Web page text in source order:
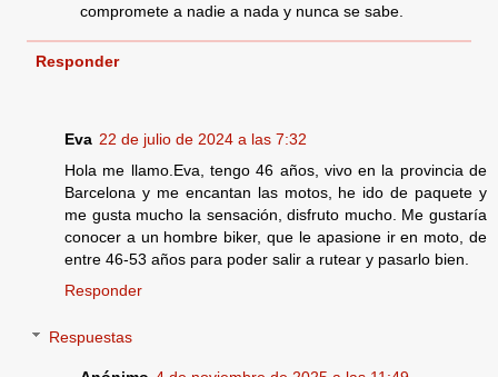
compromete a nadie a nada y nunca se sabe.
Responder
Eva 22 de julio de 2024 a las 7:32
Hola me llamo.Eva, tengo 46 años, vivo en la provincia de
Barcelona y me encantan las motos, he ido de paquete y
me gusta mucho la sensación, disfruto mucho. Me gustaría
conocer a un hombre biker, que le apasione ir en moto, de
entre 46-53 años para poder salir a rutear y pasarlo bien.
Responder
Respuestas